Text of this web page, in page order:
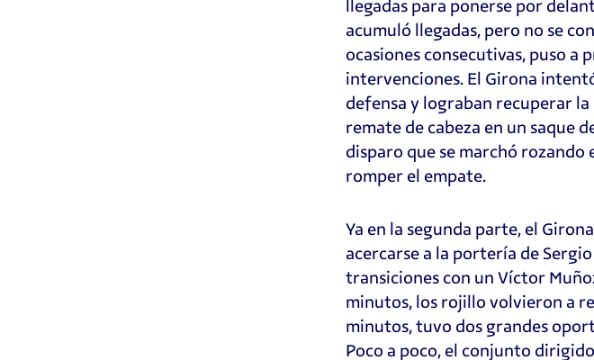
llegadas para ponerse por
acumuló llegadas, pero no se
ocasiones consecutivas, puso a
intervenciones. El Girona
defensa y lograban recuperar
remate de cabeza en un saque
disparo que se marchó
romper el empate.
Ya en la segunda parte, el
acercarse a la portería de
transiciones con un Víctor
minutos, los rojillo volvieron a
minutos, tuvo dos grandes
Poco a poco, el conjunto